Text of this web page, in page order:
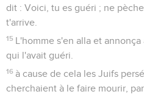
dit : Voici, tu es guéri ; ne
t'arrive.
15 L'homme s'en alla et
qui l'avait guéri.
16 à cause de cela les Juifs
cherchaient à le faire mourir,